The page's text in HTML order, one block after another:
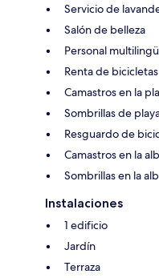
Servicio de
Salón de belleza
Personal
Renta de bicicletas
Camastros en la
Sombrillas de
Resguardo de
Camastros en la
Sombrillas en la
Instalaciones
1 edificio
Jardín
Terraza